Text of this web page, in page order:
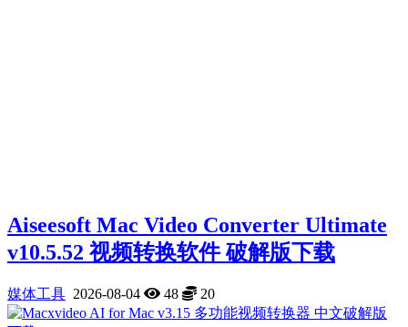
Aiseesoft Mac Video Converter Ultimate
v10.5.52 视频转换软件 破解版下载
媒体工具 2026-08-04 48 20